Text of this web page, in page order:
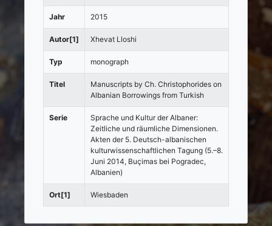
Jahr 2015
Autor[1] Xhevat Lloshi
Typ monograph
Titel
Manuscripts by Ch. Christophorides on
Albanian Borrowings from Turkish
Serie
Sprache und Kultur der Albaner:
Zeitliche und räumliche Dimensionen.
Akten der 5. Deutsch-albanischen
kulturwissenschaftlichen Tagung (5.–8.
Juni 2014, Buçimas bei Pogradec,
Albanien)
Ort[1] Wiesbaden